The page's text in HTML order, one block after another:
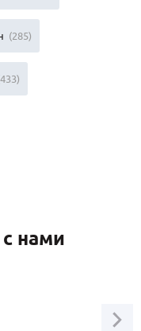
(285)
нами